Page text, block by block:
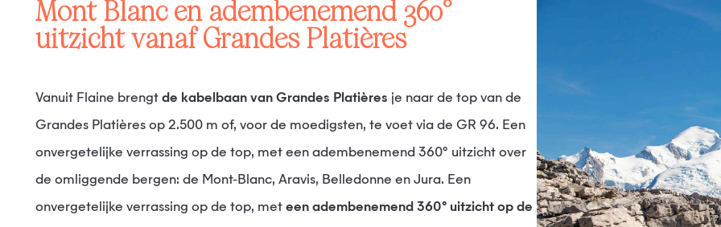
Mont Blanc en adembenemend 360°
uitzicht vanaf Grandes Platières
Vanuit Flaine brengt de kabelbaan van Grandes Platières je naar de top van de
Grandes Platières op 2.500 m of, voor de moedigsten, te voet via de GR 96. Een
onvergetelijke verrassing op de top, met een adembenemend 360° uitzicht over
de omliggende bergen: de Mont-Blanc, Aravis, Belledonne en Jura. Een
onvergetelijke verrassing op de top, met een adembenemend 360° uitzicht op de